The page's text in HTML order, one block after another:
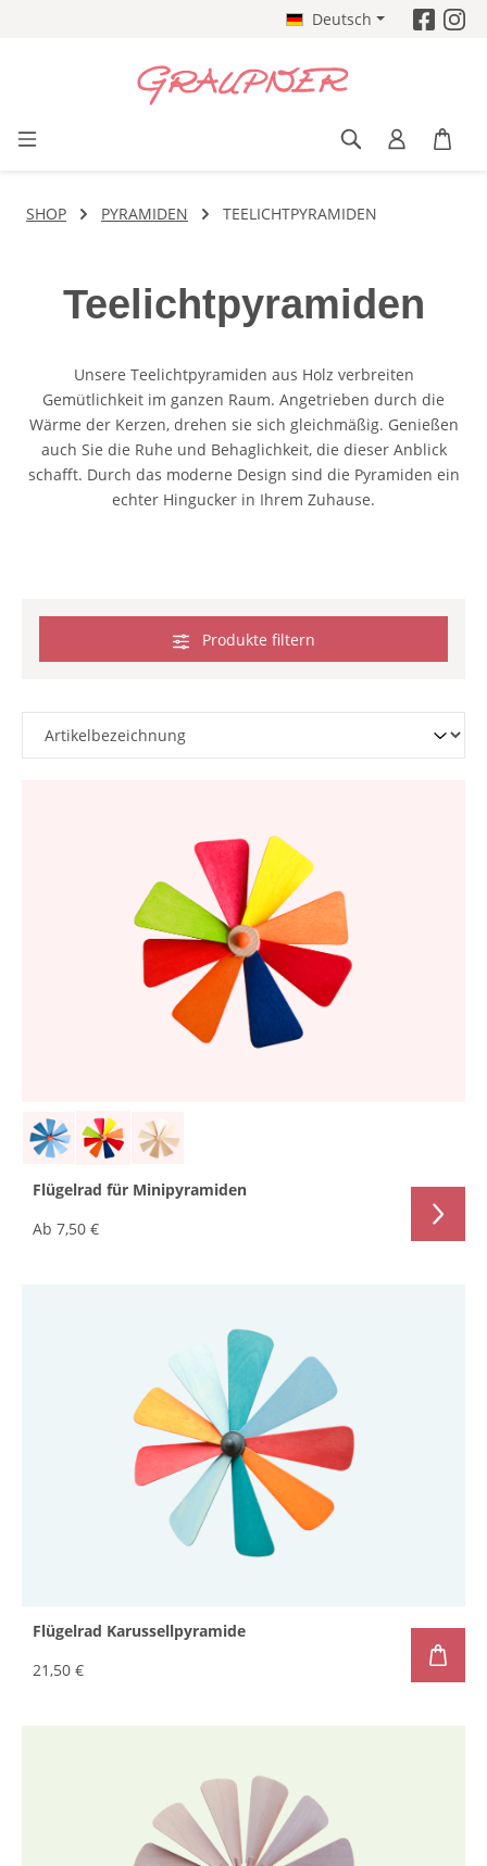
Deutsch
SHOP PYRAMIDEN TEELICHTPYRAMIDEN
Teelichtpyramiden
Unsere Teelichtpyramiden aus Holz verbreiten
Gemütlichkeit im ganzen Raum. Angetrieben durch die
Wärme der Kerzen, drehen sie sich gleichmäßig. Genießen
auch Sie die Ruhe und Behaglichkeit, die dieser Anblick
schafft. Durch das moderne Design sind die Pyramiden ein
echter Hingucker in Ihrem Zuhause.
Produkte filtern
Flügelrad für Minipyramiden
Ab 7,50 €
Flügelrad Karussellpyramide
21,50 €